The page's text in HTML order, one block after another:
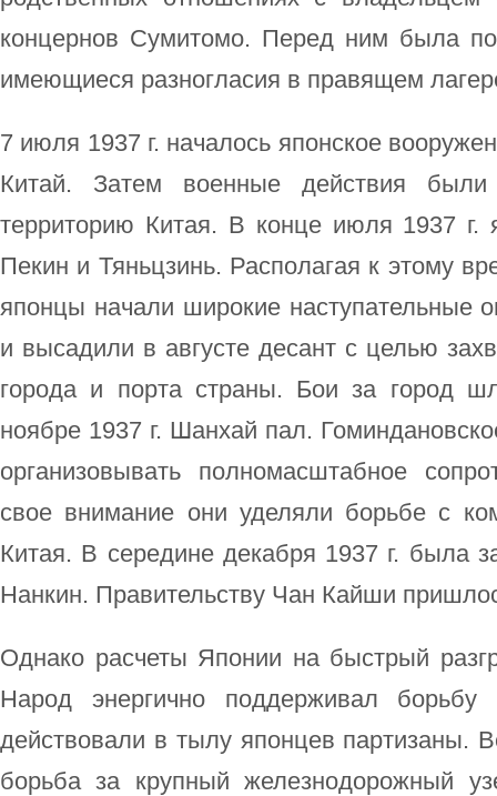
концернов Сумитомо. Перед ним была
имеющиеся разногласия в правящем
7 июля 1937 г. началось японское
Китай. Затем военные действия
территорию Китая. В конце июля 1937 г.
Пекин и Тяньцзинь. Располагая к этому
японцы начали широкие наступательные
и высадили в августе десант с целью
города и порта страны. Бои за город
ноябре 1937 г. Шанхай пал.
организовывать полномасштабное
свое внимание они уделяли борьбе с
Китая. В середине декабря 1937 г. была
Нанкин. Правительству Чан Кайши
Однако расчеты Японии на быстрый
Народ энергично поддерживал борьбу
действовали в тылу японцев партизаны.
борьба за крупный железнодорожный